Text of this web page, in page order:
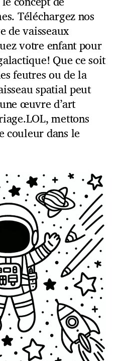
Téléchargez nos
de vaisseaux
votre enfant pour
Que ce soit
feutres ou de la
spatial peut
œuvre d’art
mettons
couleur dans le